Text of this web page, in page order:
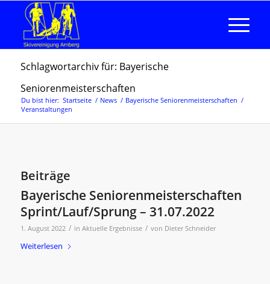
Schlagwortarchiv für: Bayerische
Seniorenmeisterschaften
Du bist hier: Startseite / News / Bayerische Seniorenmeisterschaften /
Veranstaltungen
Beiträge
Bayerische Seniorenmeisterschaften
Sprint/Lauf/Sprung – 31.07.2022
1. August 2022 / in Aktuelle Ergebnisse / von Dieter Schneider
Weiterlesen